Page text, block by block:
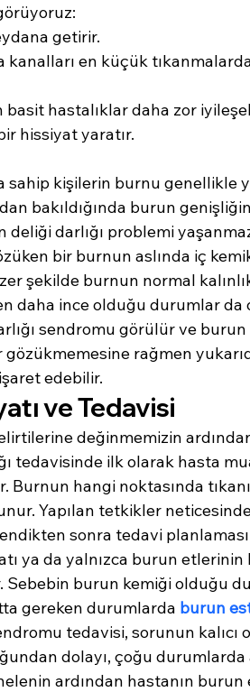
getirir.
en küçük
hastalıklar daha zor
hissiyat yaratır.
sahip kişilerin burnu genellikle
bakıldığında burun
darlığı problemi
bir burnun aslında iç
şekilde burnun normal
daha ince olduğu durumlar da
sendromu görülür ve burun
rağmen
edebilir.
ve Tedavisi
değinmemizin
tedavisinde ilk olarak hasta
Burnun hangi noktasında
Yapılan tetkikler
sonra tedavi
ya da yalnızca burun
burun kemiği olduğu
gereken durumlarda burun
tedavisi, sorunun kalıcı
dolayı, çoğu
ardından hastanın